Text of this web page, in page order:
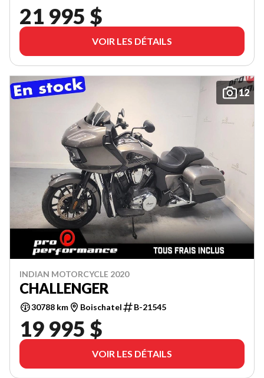
21 995 $
VOIR LES DÉTAILS
12
INDIAN MOTORCYCLE 2020
CHALLENGER
30788 km Boischatel B-21545
19 995 $
VOIR LES DÉTAILS